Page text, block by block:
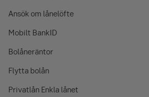
Ansök om lånelöfte
Mobilt BankID
Bolåneräntor
Flytta bolån
Privatlån Enkla lånet